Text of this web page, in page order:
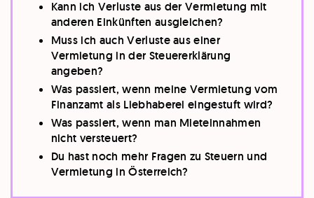
Kann ich Verluste aus der Vermietung mit
anderen Einkünften ausgleichen?
Muss ich auch Verluste aus einer
Vermietung in der Steuererklärung
angeben?
Was passiert, wenn meine Vermietung vom
Finanzamt als Liebhaberei eingestuft wird?
Was passiert, wenn man Mieteinnahmen
nicht versteuert?
Du hast noch mehr Fragen zu Steuern und
Vermietung in Österreich?